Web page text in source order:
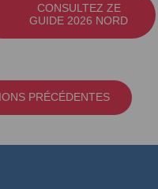
CONSULTEZ ZE
GUIDE 2026 NORD
PRÉCÉDENTES